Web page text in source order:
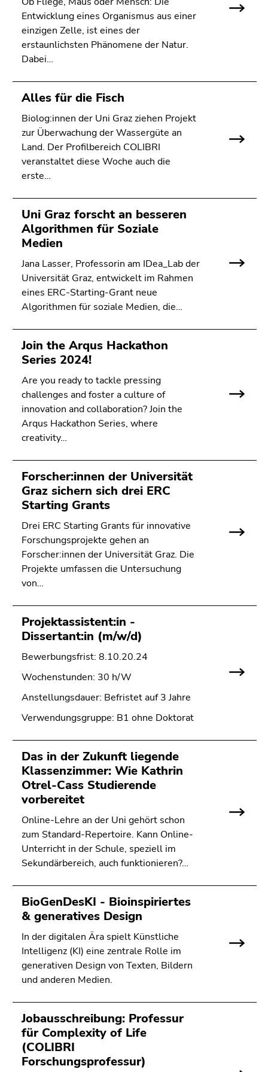
Sie diesen
Link.
Zum
(Zugriffstaste
1)
Zur
Positionsanzeige
(Zugriffstaste
2)
Zur
(Zugriffstaste
3)
Zur
Unternavigation
(Zugriffstaste
4)
Zu
den
Zusatzinformationen
(Zugriffstaste
5)
Zu
Seiteneinstellungen
(Benutzer/Sprache)
(Zugriffstaste
8)
Zur
Suche
(Zugriffstaste
9)
Entwicklung eines Organismus aus einer
einzigen Zelle, ist eines der
erstaunlichsten Phänomene der Natur.
Dabei…
Alles für die Fisch
Biolog:innen der Uni Graz ziehen Projekt
zur Überwachung der Wassergüte an
Land. Der Profilbereich COLIBRI
veranstaltet diese Woche auch die
erste…
Uni Graz forscht an besseren
Algorithmen für Soziale
Medien
Jana Lasser, Professorin am IDea_Lab der
Universität Graz, entwickelt im Rahmen
eines ERC-Starting-Grant neue
Algorithmen für soziale Medien, die…
Join the Arqus Hackathon
Series 2024!
Are you ready to tackle pressing
challenges and foster a culture of
innovation and collaboration? Join the
Arqus Hackathon Series, where
creativity…
Forscher:innen der Universität
Graz sichern sich drei ERC
Starting Grants
Drei ERC Starting Grants für innovative
Forschungsprojekte gehen an
Forscher:innen der Universität Graz. Die
Projekte umfassen die Untersuchung
von…
Projektassistent:in -
Dissertant:in (m/w/d)
Bewerbungsfrist: 8.10.20.24
Wochenstunden: 30 h/W
Anstellungsdauer: Befristet auf 3 Jahre
Verwendungsgruppe: B1 ohne Doktorat
Das in der Zukunft liegende
Klassenzimmer: Wie Kathrin
Otrel-Cass Studierende
vorbereitet
Online-Lehre an der Uni gehört schon
zum Standard-Repertoire. Kann Online-
Unterricht in der Schule, speziell im
Sekundärbereich, auch funktionieren?…
BioGenDesKI - Bioinspiriertes
& generatives Design
In der digitalen Ära spielt Künstliche
Intelligenz (KI) eine zentrale Rolle im
generativen Design von Texten, Bildern
und anderen Medien.
Jobausschreibung: Professur
für Complexity of Life
(COLIBRI
Forschungsprofessur)